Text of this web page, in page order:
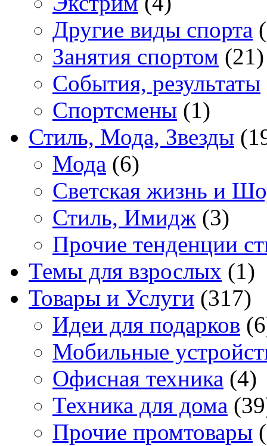
Другие виды спорта
Занятия спортом (21)
События, результаты
Спортсмены (1)
Стиль, Мода, Звезды
Мода (6)
Светская жизнь и
Стиль, Имидж (3)
Прочие тенденции
Темы для взрослых (1)
Товары и Услуги (317)
Идеи для подарков
Мобильные
Офисная техника (4)
Техника для дома
Прочие промтовары